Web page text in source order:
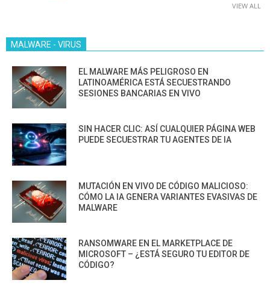
VIEW ALL
MALWARE - VIRUS
EL MALWARE MÁS PELIGROSO EN
LATINOAMÉRICA ESTÁ SECUESTRANDO
SESIONES BANCARIAS EN VIVO
SIN HACER CLIC: ASÍ CUALQUIER PÁGINA WEB
PUEDE SECUESTRAR TU AGENTES DE IA
MUTACIÓN EN VIVO DE CÓDIGO MALICIOSO:
CÓMO LA IA GENERA VARIANTES EVASIVAS DE
MALWARE
RANSOMWARE EN EL MARKETPLACE DE
MICROSOFT – ¿ESTÁ SEGURO TU EDITOR DE
CÓDIGO?